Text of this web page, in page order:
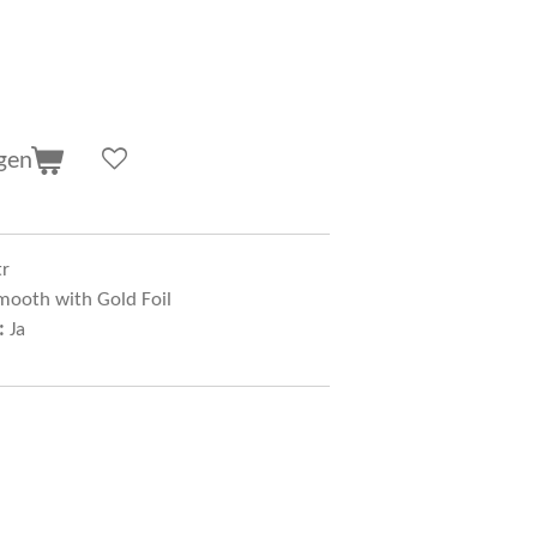
with Gold Foil
Ja